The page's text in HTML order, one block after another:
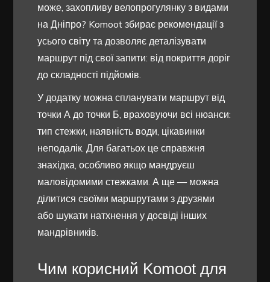
може, захопливу велопрогулянку з видами
на Дніпро? Komoot збирає рекомендації з
усього світу та дозволяє деталізувати
маршрут під свої запити: від покриття доріг
до складності підйомів.
У додатку можна спланувати маршрут від
точки А до точки Б, враховуючи всі нюанси:
тип стежки, наявність води, цікавинки
неподалік. Для багатьох це справжня
знахідка, особливо якщо мандруєш
маловідомими стежками. А ще — можна
ділитися своїми маршрутами з друзями
або шукати натхнення у досвіді інших
мандрівників.
Чим корисний Komoot для